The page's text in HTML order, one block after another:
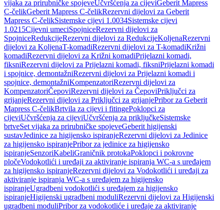
vijaka za prirubničke spojeveUčvršćenja za cijeviGeberit Mapress
C-čelikGeberit Mapress C-čelikRezervni dijelovi za Geberit
Mapress C-čelikSistemske cijevi 1.0034Sistemske cijevi
1.0215Cijevni umeciSpojniceRezervni dijelovi za
SpojniceRedukcijeRezervni dijelovi za RedukcijeKoljenaRezervni
dijelovi za KoljenaT-komadiRezervni dijelovi za T-komadiKrižni
komadiRezervni dijelovi za Križni komadiPrijelazni komadi,
fiksniRezervni dijelovi za Prijelazni komadi, fiksniPrijelazni komadi
i spojnice, demontažniRezervni dijelovi za Prijelazni komadi i
spojnice, demontažniKompenzatoriRezervni dijelovi za
KompenzatoriČepoviRezervni dijelovi za ČepoviPriključci za
grijanjeRezervni dijelovi za Priključci za grijanjePribor za Geberit
Mapress C-čelikBrtvila za cijevi i fitingePoklopci za
cijeviUčvršćenja za cijeviUčvršćenja za priključkeSistemske
brtveSet vijaka za prirubničke spojeveGeberit higijenski
sustavJedinice za higijensko ispiranjeRezervni dijelovi za Jedinice
za higijensko ispiranjePribor za jedinice za higijensko
ispiranjeSenzoriKabeliGraničnik protokaPoklopci i pokrovne
pločeVodokotlići i uređaji za aktiviranje ispiranja WC-a s uređajem
za higijensko ispiranjeRezervni dijelovi za Vodokotlići i uređaji za
aktiviranje ispiranja WC-a s uređajem za higijensko
ispiranjeUgradbeni vodokotlići s uređajem za higijensko
ispiranjeHigijenski ugradbeni moduliRezervni dijelovi za Higijenski
ugradbeni moduliPribor za vodokotliće i uređaje za aktiviranje